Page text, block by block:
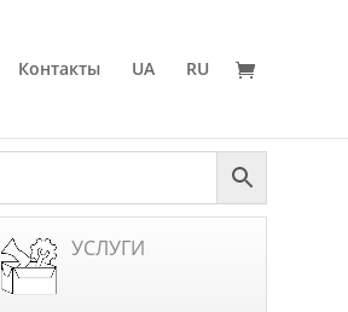
Контакты UA RU
УСЛУГИ